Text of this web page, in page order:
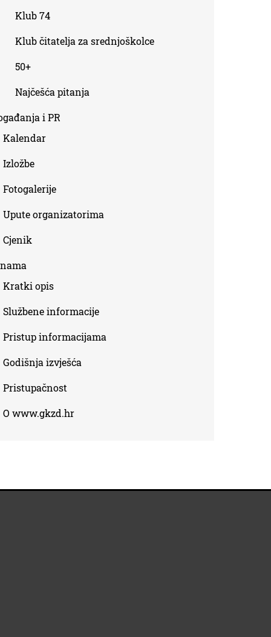
Klub 74
Klub čitatelja za srednjoškolce
50+
Najčešća pitanja
i PR
Kalendar
Izložbe
Fotogalerije
Upute organizatorima
Cjenik
Kratki opis
Službene informacije
Pristup informacijama
Godišnja izvješća
Pristupačnost
O www.gkzd.hr